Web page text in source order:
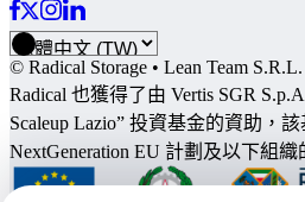
© Radical Storage • Lean Team S.R.L.
Radical 也獲得了由 Vertis SGR
Scaleup Lazio” 投資基金的資助，
NextGeneration EU 計劃及以下組織